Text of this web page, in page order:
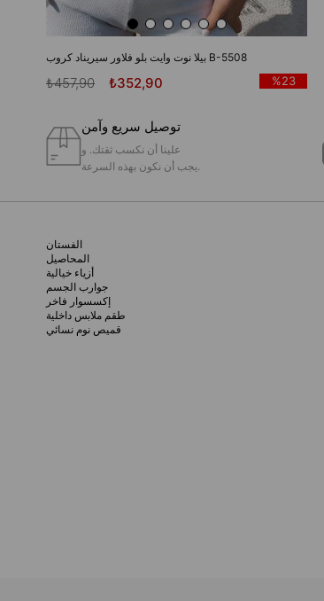
بيلا نوت وايت بلو فلاور سيريناد كروب B-5508
₺352,90
₺457,90 %23
توصيل سريع وآمن
علينا أن نكسب ثقتك. و
يجب أن نكون بهذه السرعة.
الفستان
المحاصيل
أزياء خيالية
جوارب الجسم
إكسسوار فاخر
طقم ملابس داخلية
قميص نوم نسائي